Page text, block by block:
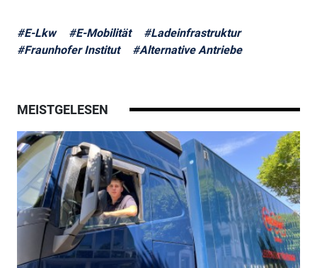
#E-Lkw #E-Mobilität
#Ladeinfrastruktur
#Fraunhofer Institut
#Alternative Antriebe
MEISTGELESEN